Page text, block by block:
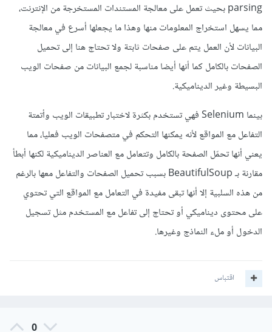
parsing بحيث تعمل على معالجة المستندات المستخرجة من الإنترنت،
مما يسهل استخراج المعلومات منها وهذا ما يجعلها أسرع في معالجة
البيانات لأن العمل يتم على صفحات ثابتة ولا تحتاج هنا إلى تحميل
الصفحات بالكامل كما أنها أيضا مناسبة لجمع البيانات من صفحات الويب
البسيطة وغير الديناميكية.
بينما Selenium فهي تستخدم بكثرة لاختبار تطبيقات الويب وأتمتة
التفاعل مع المواقع لأنه يمكنها التحكم في متصفحات الويب فعليا، مما
يعني أنها تحمّل الصفحة بالكامل وتتعامل مع العناصر الديناميكية لكنها أبطأ
مقارنة بـ BeautifulSoup بسبب تحميل الصفحات والتفاعل معها بالرغم
من هذه السلبية إلا أنها تبقى مفيدة في التعامل مع المواقع التي تحتوي
على محتوى ديناميكي أو تحتاج إلى تفاعل مع المستخدم مثل تسجيل
الدخول أو ملء النماذج وغيرها.
اقتباس